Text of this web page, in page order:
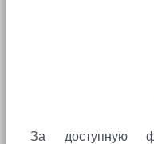
За доступную